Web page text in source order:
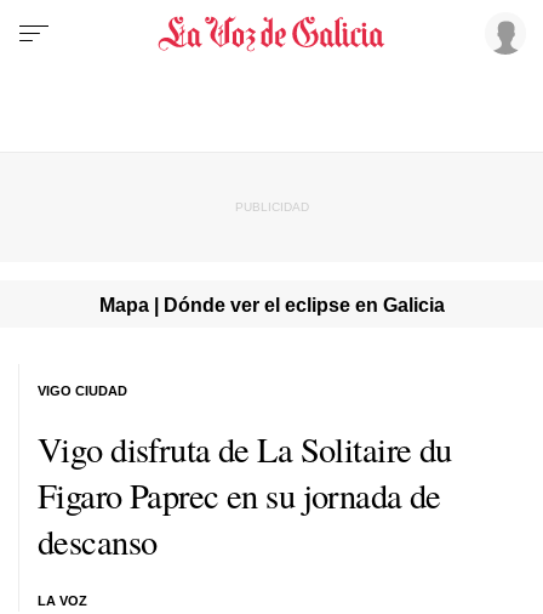
Mapa | Dónde ver el eclipse en Galicia
Vigo disfruta de La Solitaire du
Figaro Paprec en su jornada de
descanso
LA VOZ
VIGO CIUDAD